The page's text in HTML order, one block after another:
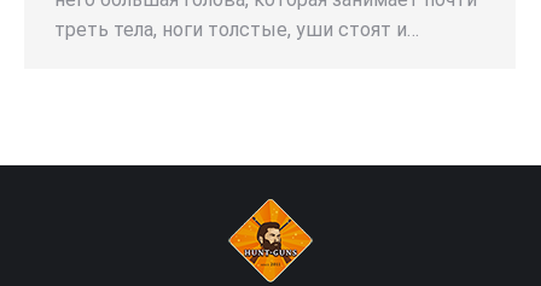
треть тела, ноги толстые, уши стоят и…